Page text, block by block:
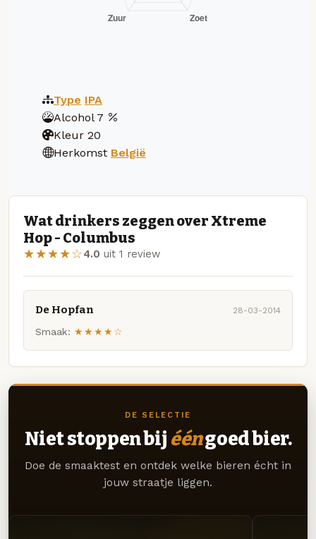
Type IPA
Alcohol 7
Kleur 20
Herkomst België
Wat drinkers zeggen over Xtreme
Hop - Columbus
★★★★☆4.0 uit 1 review
De Hopfan 28-03-2014
Smaak: ★★★★☆
DE SELECTIE
Niet stoppen bij ééngoed bier.
Doe de smaaktest en ontdek welke bieren écht in
jouw straatje liggen.